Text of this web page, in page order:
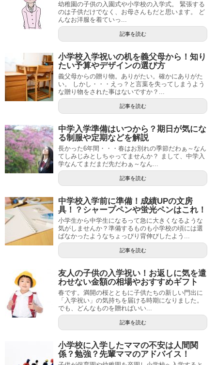
幼稚園の子供の入園式や小学校の入学式。 緊張する
のは子供だけでなく、お母さんもだと思います。 ど
んなお洋服を着ていっ...
記事を読む
小学校入学祝いの机を義父母から！知り
たい予算やデザインの選び方
義父母からの贈り物。ありがたい。確かにありがた
い。 しかし・・・えっ？と言葉を失ってしまうよう
な贈り物をされた事はないですか？...
記事を読む
中学入学準備はいつから？期日が気にな
る制服や定期などを解説
長かった6年間・・・春はお別れの季節だわぁ～なん
てしみじみとしちゃってませんか？ まして、中学入
学なんてまだまだ先だわぁ～なん...
記事を読む
中学校入学前に準備！成績UPの文房
具！？シャープペンや蛍光ペンはこれ！
小学生から中学生になるって急に大きくなるような
気がしませんか？準備するものも小学校の頃には選
ばなかったようなちょっぴり背伸びしたよう...
記事を読む
友人の子供の入学祝い！お返しに気を遣
わせない金額の相場やおすすめギフト
春です。満開の桜とともに子供たちの新しい門出に
「入学祝い」の気持ちを届ける時期になりました。
でも、どんなものを贈ればいい...
記事を読む
小学校に入学したママの不安は人間関
係？勉強？先輩ママのアドバイス！